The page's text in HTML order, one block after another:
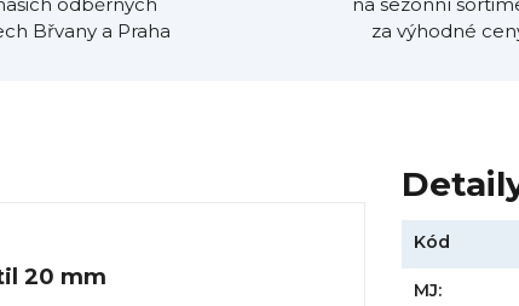
Břvany a Praha
za výhodné
20 mm
Kód
MJ: